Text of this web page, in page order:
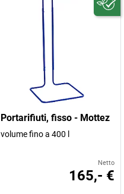
Portarifiuti, fisso - Mottez
volume fino a 400 l
Netto
165,- €